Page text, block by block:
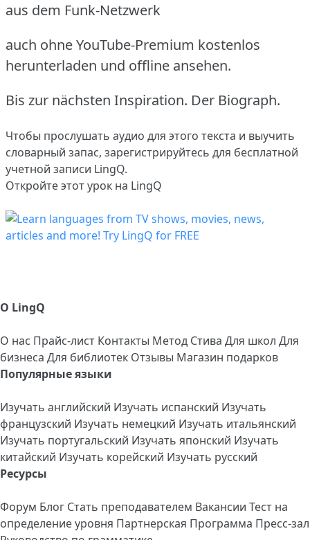
aus dem Funk-Netzwerk
auch ohne YouTube-Premium kostenlos
herunterladen und offline ansehen.
Bis zur nächsten Inspiration. Der Biograph.
Чтобы прослушать аудио для этого текста и выучить
словарный запас, зарегистрируйтесь для бесплатной
учетной записи LingQ.
Откройте этот урок на LingQ
О LingQ
О нас Прайс-лист Контакты Метод Стива Для школ Для
бизнеса Для библиотек Отзывы Магазин подарков
Популярные языки
Изучать английский Изучать испанский Изучать
французский Изучать немецкий Изучать итальянский
Изучать португальский Изучать японский Изучать
китайский Изучать корейский Изучать русский
Ресурсы
Форум Блог Стать преподавателем Вакансии Тест на
определение уровня Партнерская Программа Пресс-зал